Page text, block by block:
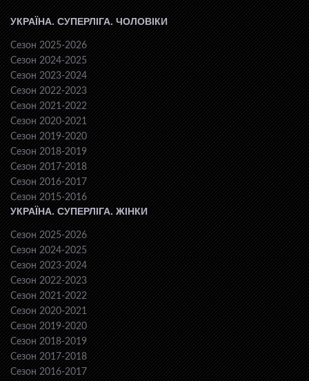
УКРАЇНА. СУПЕРЛІГА. ЧОЛОВІКИ
Сезон 2025-2026
Сезон 2024-2025
Сезон 2023-2024
Сезон 2022-2023
Сезон 2021-2022
Сезон 2020-2021
Сезон 2019-2020
Сезон 2018-2019
Сезон 2017-2018
Сезон 2016-2017
Сезон 2015-2016
УКРАЇНА. СУПЕРЛІГА. ЖІНКИ
Сезон 2025-2026
Сезон 2024-2025
Сезон 2023-2024
Сезон 2022-2023
Сезон 2021-2022
Сезон 2020-2021
Сезон 2019-2020
Сезон 2018-2019
Сезон 2017-2018
Сезон 2016-2017